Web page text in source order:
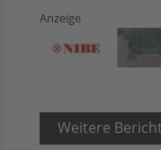
Anzeige
Weitere